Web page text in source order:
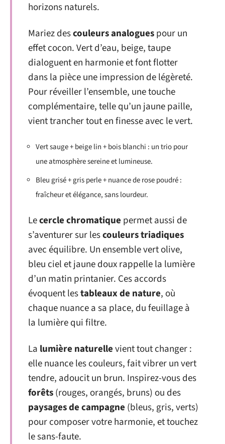
horizons naturels.
Mariez descouleurs analoguespour un
effet cocon. Vert d’eau, beige, taupe
dialoguent en harmonie et font flotter
dans la pièce une impression de légèreté.
Pour réveiller l’ensemble, une touche
complémentaire, telle qu’un jaune paille,
vient trancher tout en finesse avec le vert.
Vert sauge + beige lin + bois blanchi : un trio pour
une atmosphère sereine et lumineuse.
Bleu grisé + gris perle + nuance de rose poudré :
fraîcheur et élégance, sans lourdeur.
Lecercle chromatique permet aussi de
s’aventurer sur lescouleurs triadiques
avec équilibre. Un ensemble vert olive,
bleu ciel et jaune doux rappelle la lumière
d’un matin printanier. Ces accords
évoquent lestableaux de nature, où
chaque nuance a sa place, du feuillage à
la lumière qui filtre.
La lumière naturellevient tout changer :
elle nuance les couleurs, fait vibrer un vert
tendre, adoucit un brun. Inspirez-vous des
forêts(rouges, orangés, bruns) ou des
paysages de campagne (bleus, gris, verts)
pour composer votre harmonie, et touchez
le sans-faute.